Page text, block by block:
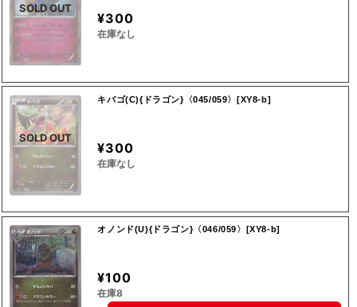
SOLD OUT
¥300
在庫なし
SOLD OUT
キバゴ(C){ドラゴン}〈045/059〉[XY8-b]
¥300
在庫なし
オノンド(U){ドラゴン}〈046/059〉[XY8-b]
¥100
在庫8